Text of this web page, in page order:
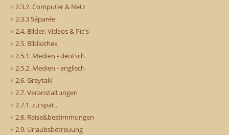
2.3.2. Computer & Netz
2.3.3 Séparée
2.4. Bilder, Videos & Pic's
2.5. Bibliothek
2.5.1. Medien - deutsch
2.5.2. Medien - englisch
2.6. Greytalk
2.7. Veranstaltungen
2.7.1. zu spät..
2.8. Reise&bestimmungen
2.9. Urlaubsbetreuung